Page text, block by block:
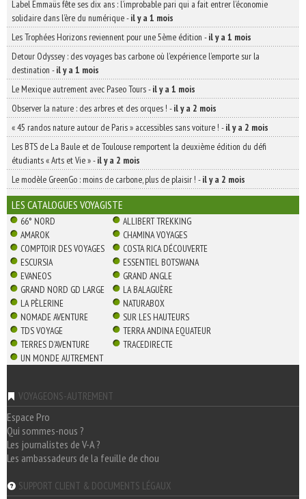
Label Emmaüs fête ses dix ans : l’improbable pari qui a fait entrer l’économie
solidaire dans l’ère du numérique-il y a 1 mois
Les Trophées Horizons reviennent pour une 5ème édition -il y a 1 mois
Detour Odyssey : des voyages bas carbone où l’expérience l’emporte sur la
destination -il y a 1 mois
Le Mexique autrement avec Paseo Tours-il y a 1 mois
Observer la nature : des arbres et des orques ! -il y a 2 mois
« 45 randos nature autour de Paris » accessibles sans voiture ! -il y a 2 mois
Les BTS de La Baule et de Toulouse remportent la deuxième édition du défi
étudiants « Arts et Vie »-il y a 2 mois
Le modèle GreenGo : moins de carbone, plus de plaisir ! -il y a 2 mois
LES CATALOGUES VOYAGISTE
66° NORD
ALLIBERT TREKKING
AMAROK
CHAMINA VOYAGES
COMPTOIR DES VOYAGES
COSTA RICA DÉCOUVERTE
ESCURSIA
ESSENTIEL BOTSWANA
EVANEOS
GRAND ANGLE
GRAND NORD GD LARGE
LA BALAGUÈRE
LA PÈLERINE
NATURABOX
NOMADE AVENTURE
SUR LES HAUTEURS
TDS VOYAGE
TERRA ANDINA EQUATEUR
TERRES D'AVENTURE
TRACEDIRECTE
UN MONDE AUTREMENT
VOYAGEONS-AUTREMENT
Espace Pro
Qui sommes-nous ?
Les journalistes de V-A ?
Les ambassadeurs de la feuille de chou
SUPPORT CLIENT & DOCUMENTS LÉGAUX